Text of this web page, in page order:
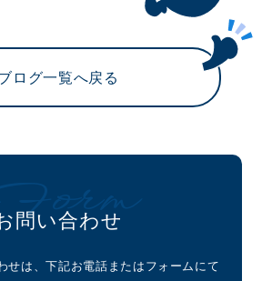
ログ一覧へ戻る
問い合わせ
せは、下記お電話またはフォームにて